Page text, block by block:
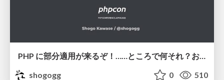
shogogg
0 510